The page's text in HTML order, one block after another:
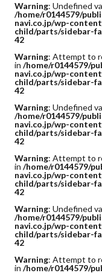
Warning: Undefined
/home/r0144579/
navi.co.jp/wp-
child/parts/sidebar-
42
Warning: Attempt to
in /home/r0144579/
navi.co.jp/wp-
child/parts/sidebar-
42
Warning: Undefined
/home/r0144579/
navi.co.jp/wp-
child/parts/sidebar-
42
Warning: Attempt to
in /home/r0144579/
navi.co.jp/wp-
child/parts/sidebar-
42
Warning: Undefined
/home/r0144579/
navi.co.jp/wp-
child/parts/sidebar-
42
Warning: Attempt to
in /home/r0144579/